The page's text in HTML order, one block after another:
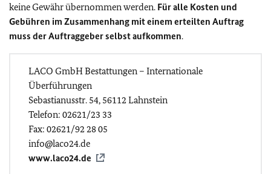
keine Gewähr übernommen werden. Für alle Kosten und
Gebühren im Zusammenhang mit einem erteilten Auftrag
muss der Auftraggeber selbst aufkommen.
LACO GmbH Bestattungen – Internationale
Überführungen
Sebastianusstr. 54, 56112 Lahnstein
Telefon: 02621/23 33
Fax: 02621/92 28 05
info@laco24.de
www.laco24.de